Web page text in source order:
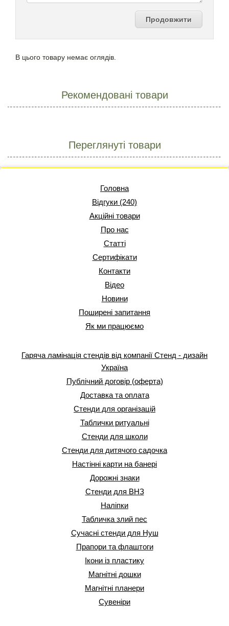
Продовжити
В цього товару немає оглядів.
Рекомендовані товари
Переглянуті товари
Головна
Відгуки (240)
Акційні товари
Про нас
Статті
Сертифікати
Контакти
Відео
Новини
Поширені запитання
Як ми працюємо
Гаряча ламінація стендів від компанії Стенд - дизайн
Україна
Публічний договір (оферта)
Доставка та оплата
Стенди для організацій
Таблички ритуальні
Стенди для школи
Стенди для дитячого садочка
Настінні карти на банері
Дорожні знаки
Стенди для ВНЗ
Наліпки
Табличка злий пес
Сучасні стенди для Нуш
Прапори та флаштоги
Ікони із пластику
Магнітні дошки
Магнітні планери
Сувеніри